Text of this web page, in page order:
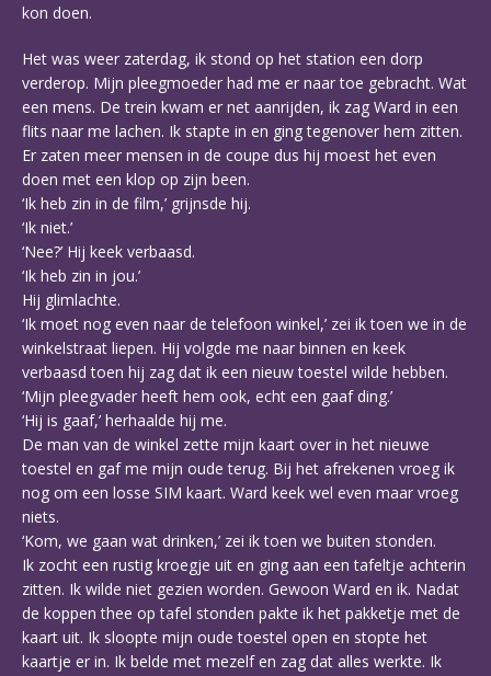
kon doen.
Het was weer zaterdag, ik stond op het station een dorp
verderop. Mijn pleegmoeder had me er naar toe gebracht. Wat
een mens. De trein kwam er net aanrijden, ik zag Ward in een
flits naar me lachen. Ik stapte in en ging tegenover hem zitten.
Er zaten meer mensen in de coupe dus hij moest het even
doen met een klop op zijn been.
‘Ik heb zin in de film,’ grijnsde hij.
‘Ik niet.’
‘Nee?’ Hij keek verbaasd.
‘Ik heb zin in jou.’
Hij glimlachte.
‘Ik moet nog even naar de telefoon winkel,’ zei ik toen we in de
winkelstraat liepen. Hij volgde me naar binnen en keek
verbaasd toen hij zag dat ik een nieuw toestel wilde hebben.
‘Mijn pleegvader heeft hem ook, echt een gaaf ding.’
‘Hij is gaaf,’ herhaalde hij me.
De man van de winkel zette mijn kaart over in het nieuwe
toestel en gaf me mijn oude terug. Bij het afrekenen vroeg ik
nog om een losse SIM kaart. Ward keek wel even maar vroeg
niets.
‘Kom, we gaan wat drinken,’ zei ik toen we buiten stonden.
Ik zocht een rustig kroegje uit en ging aan een tafeltje achterin
zitten. Ik wilde niet gezien worden. Gewoon Ward en ik. Nadat
de koppen thee op tafel stonden pakte ik het pakketje met de
kaart uit. Ik sloopte mijn oude toestel open en stopte het
kaartje er in. Ik belde met mezelf en zag dat alles werkte. Ik